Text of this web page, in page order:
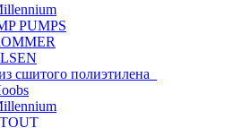
PUMPS
сшитого полиэтилена